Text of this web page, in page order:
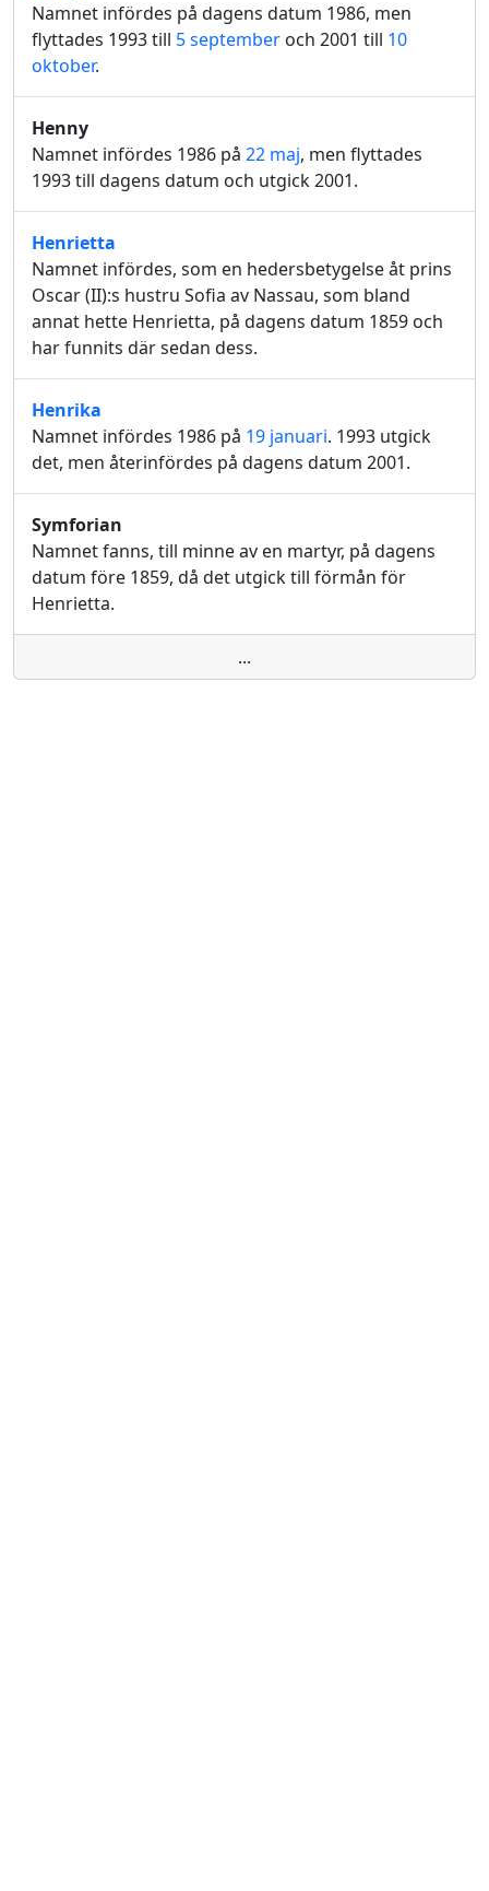
Namnet infördes på dagens datum 1986, men
flyttades 1993 till 5 september och 2001 till 10
oktober.
Henny
Namnet infördes 1986 på 22 maj, men flyttades
1993 till dagens datum och utgick 2001.
Henrietta
Namnet infördes, som en hedersbetygelse åt prins
Oscar (II):s hustru Sofia av Nassau, som bland
annat hette Henrietta, på dagens datum 1859 och
har funnits där sedan dess.
Henrika
Namnet infördes 1986 på 19 januari. 1993 utgick
det, men återinfördes på dagens datum 2001.
Symforian
Namnet fanns, till minne av en martyr, på dagens
datum före 1859, då det utgick till förmån för
Henrietta.
...